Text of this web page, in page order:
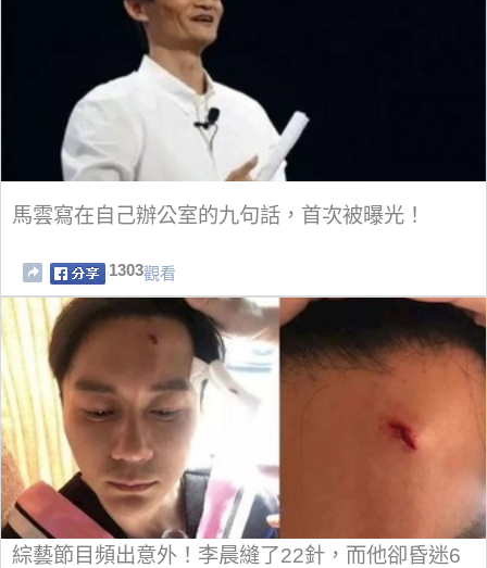
馬雲寫在自己辦公室的九句話，首次被曝光！
1303觀看
綜藝節目頻出意外！李晨縫了22針，而他卻昏迷6